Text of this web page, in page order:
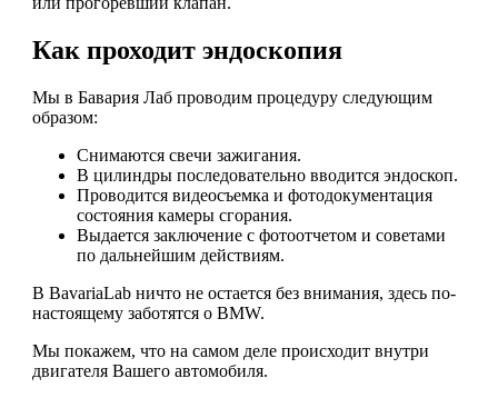
Как проходит эндоскопия
Мы в Бавария Лаб проводим процедуру следующим
образом:
Снимаются свечи зажигания.
В цилиндры последовательно вводится эндоскоп.
Проводится видеосъемка и фотодокументация
состояния камеры сгорания.
Выдается заключение с фотоотчетом и советами
по дальнейшим действиям.
В BavariaLab ничто не остается без внимания, здесь по-
настоящему заботятся о BMW.
Мы покажем, что на самом деле происходит внутри
двигателя Вашего автомобиля.